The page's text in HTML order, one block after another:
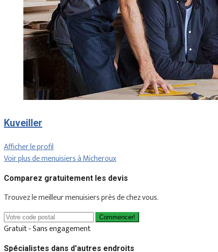
Kuveiller
Afficher le profil
Voir plus de menuisiers à Micheroux
Comparez gratuitement les devis
Trouvez le meilleur menuisiers près de chez vous.
Commencer!
Gratuit - Sans engagement
Spécialistes dans d'autres endroits